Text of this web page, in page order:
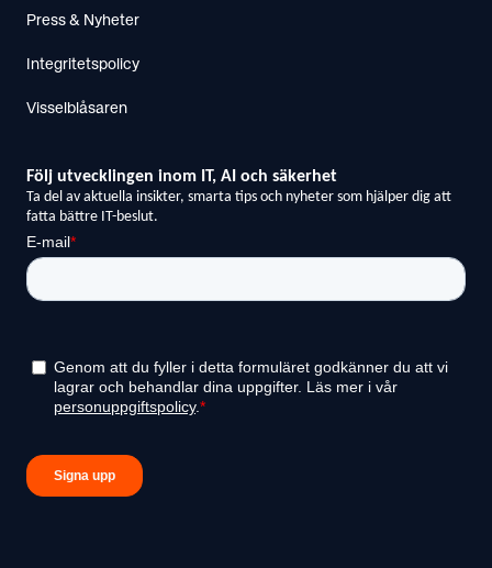
Press & Nyheter
Integritetspolicy
Visselblåsaren